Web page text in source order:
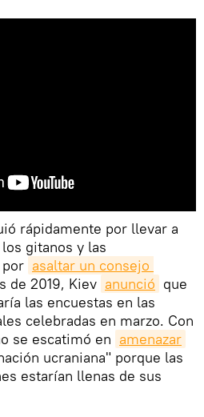
rápidamente por llevar a
gitanos y las
por asaltar un consejo
de 2019, Kiev anunció que
las encuestas en las
celebradas en marzo. Con
se escatimó en amenazar
ucraniana" porque las
estarían llenas de sus